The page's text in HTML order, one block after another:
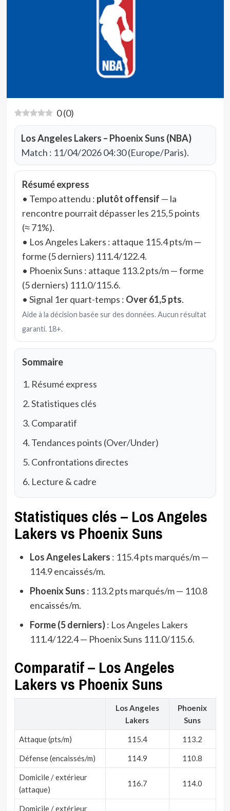
0(0)
Los Angeles Lakers – Phoenix Suns (NBA)
Match : 11/04/2026 04:30 (Europe/Paris).
Résumé express
• Tempo attendu : plutôt offensif — la
rencontre pourrait dépasser les 215,5 points
(≈ 71%).
• Los Angeles Lakers : attaque 115.4 pts/m —
forme (5 derniers) 111.4/122.4.
• Phoenix Suns : attaque 113.2 pts/m — forme
(5 derniers) 111.0/115.6.
• Signal 1er quart-temps : Over 61,5 pts.
Aide à la décision basée sur des données. Aucun résultat
garanti. 18+.
Sommaire
Résumé express
Statistiques clés
Comparatif
Tendances points (Over/Under)
Confrontations directes
Lecture & cadre
Statistiques clés – Los Angeles
Lakers vs Phoenix Suns
Los Angeles Lakers : 115.4 pts marqués/m —
114.9 encaissés/m.
Phoenix Suns : 113.2 pts marqués/m — 110.8
encaissés/m.
Forme (5 derniers): Los Angeles Lakers
111.4/122.4 — Phoenix Suns 111.0/115.6.
Comparatif – Los Angeles
Lakers vs Phoenix Suns
Los Angeles
Lakers
Phoenix
Suns
Attaque (pts/m) 115.4 113.2
Défense (encaissés/m) 114.9 110.8
Domicile / extérieur
(attaque)
116.7 114.0
Domicile / extérieur